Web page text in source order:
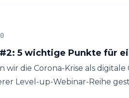
5 wichtige Punkte für
wir die Corona-Krise als
Level-up-Webinar-Reihe